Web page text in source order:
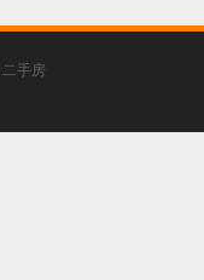
二手房